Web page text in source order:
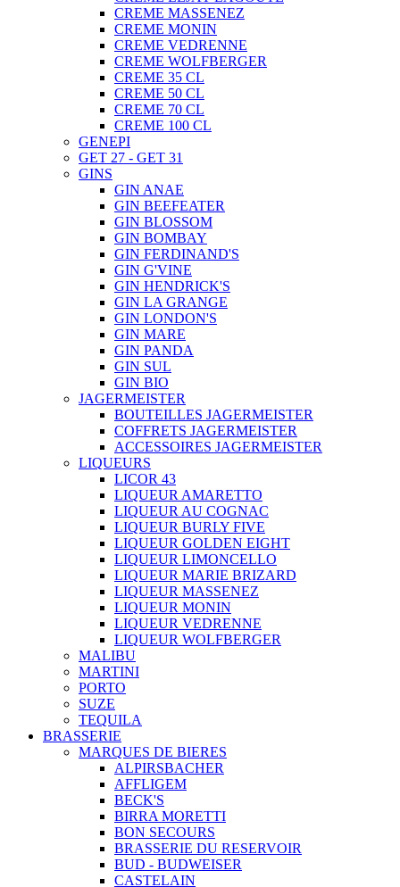
CREME MASSENEZ
CREME MONIN
CREME VEDRENNE
CREME WOLFBERGER
CREME 35 CL
CREME 50 CL
CREME 70 CL
CREME 100 CL
GENEPI
GET 27 - GET 31
GINS
GIN ANAE
GIN BEEFEATER
GIN BLOSSOM
GIN BOMBAY
GIN FERDINAND'S
GIN G'VINE
GIN HENDRICK'S
GIN LA GRANGE
GIN LONDON'S
GIN MARE
GIN PANDA
GIN SUL
GIN BIO
JAGERMEISTER
BOUTEILLES JAGERMEISTER
COFFRETS JAGERMEISTER
ACCESSOIRES JAGERMEISTER
LIQUEURS
LICOR 43
LIQUEUR AMARETTO
LIQUEUR AU COGNAC
LIQUEUR BURLY FIVE
LIQUEUR GOLDEN EIGHT
LIQUEUR LIMONCELLO
LIQUEUR MARIE BRIZARD
LIQUEUR MASSENEZ
LIQUEUR MONIN
LIQUEUR VEDRENNE
LIQUEUR WOLFBERGER
MALIBU
MARTINI
PORTO
SUZE
TEQUILA
BRASSERIE
MARQUES DE BIERES
ALPIRSBACHER
AFFLIGEM
BECK'S
BIRRA MORETTI
BON SECOURS
BRASSERIE DU RESERVOIR
BUD - BUDWEISER
CASTELAIN